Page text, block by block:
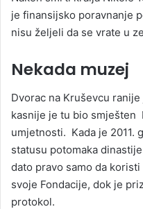
je finansijsko poravnanje
nisu željeli da se vrate u
Nekada muzej
Dvorac na Kruševcu
kasnije je tu bio smješten
umjetnosti. Kada je 2011.
statusu potomaka
dato pravo samo da
svoje Fondacije, dok je
protokol.